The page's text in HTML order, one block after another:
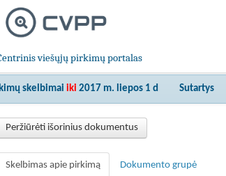
viešųjų pirkimų portalas
skelbimai iki 2017 m. liepos 1 d Sutartys
Peržiūrėti išorinius dokumentus
Skelbimas apie pirkimą Dokumento grupė